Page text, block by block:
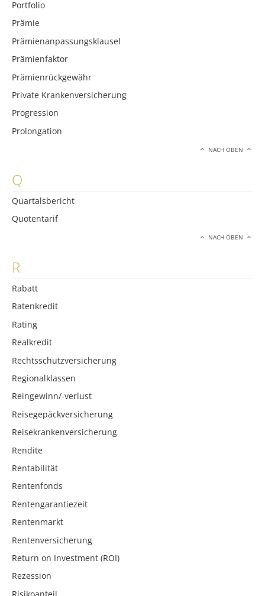
Portfolio
Prämie
Prämienanpassungsklausel
Prämienfaktor
Prämienrückgewähr
Private Krankenversicherung
Progression
Prolongation
NACH OBEN
Q
Quartalsbericht
Quotentarif
NACH OBEN
R
Rabatt
Ratenkredit
Rating
Realkredit
Rechtsschutzversicherung
Regionalklassen
Reingewinn/-verlust
Reisegepäckversicherung
Reisekrankenversicherung
Rendite
Rentabilität
Rentenfonds
Rentengarantiezeit
Rentenmarkt
Rentenversicherung
Return on Investment (ROI)
Rezession